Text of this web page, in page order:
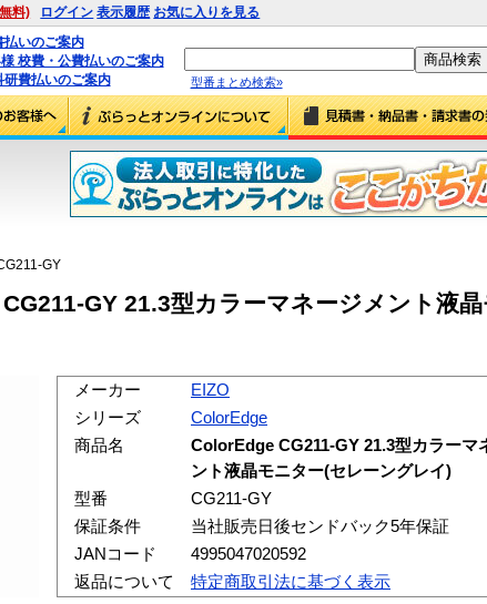
料) ログイン 表示履歴 お気に入りを見る
払いのご案内
校費・公費払いのご案内
費払いのご案内
型番まとめ検索»
GY
GY 21.3型カラーマネージメント液
メーカー
EIZO
シリーズ
ColorEdge
商品名
ColorEdge CG211-GY 21.3型カラーマ
ント液晶モニター(セレーングレイ)
型番
CG211-GY
保証条件
当社販売日後センドバック5年保証
JANコード
4995047020592
返品について
特定商取引法に基づく表示